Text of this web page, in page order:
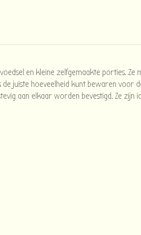
en kleine zelfgemaakte porties.
juiste hoeveelheid kunt bewaren voor
aan elkaar worden bevestigd. Ze zijn